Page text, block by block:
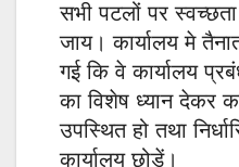
सभी पटलों पर
जाय। कार्यालय मे
गई कि वे कार्यालय
का विशेष ध्यान देकर
उपस्थित हो तथा
कार्यालय छोड़ें।